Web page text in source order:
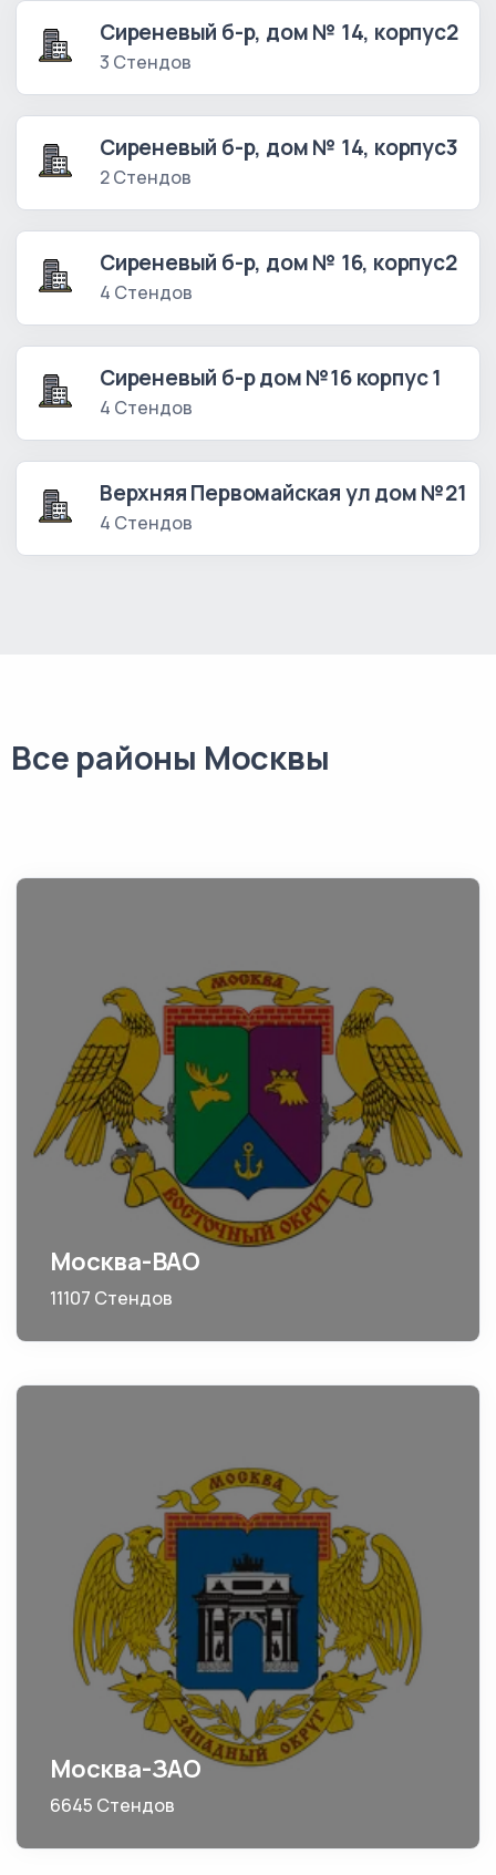
Сиреневый б-р, дом № 14, корпус2
3 Стендов
Сиреневый б-р, дом № 14, корпус3
2 Стендов
Сиреневый б-р, дом № 16, корпус2
4 Стендов
Сиреневый б-р дом №16 корпус 1
4 Стендов
Верхняя Первомайская ул дом №21
4 Стендов
Все районы Москвы
Москва-ВАО
11107 Стендов
Москва-ЗАО
6645 Стендов